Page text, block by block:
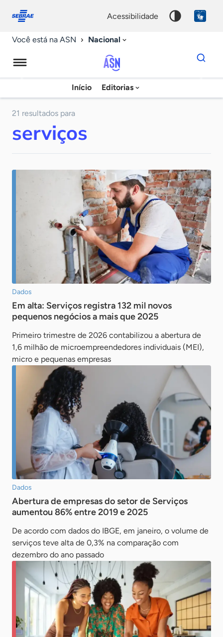
conosco
acessibilidade
Você está na ASN Nacional
Agência
Sebrae
Início Editorias
Dados
para
chave
21 resultados para
serviços
Dados
Em alta: Serviços registra 132 mil novos
pequenos negócios a mais que 2025
Primeiro trimestre de 2026 contabilizou a abertura de
1,6 milhão de microempreendedores individuais (MEI),
micro e pequenas empresas
Dados
Abertura de empresas do setor de Serviços
aumentou 86% entre 2019 e 2025
De acordo com dados do IBGE, em janeiro, o volume de
serviços teve alta de 0,3% na comparação com
dezembro do ano passado